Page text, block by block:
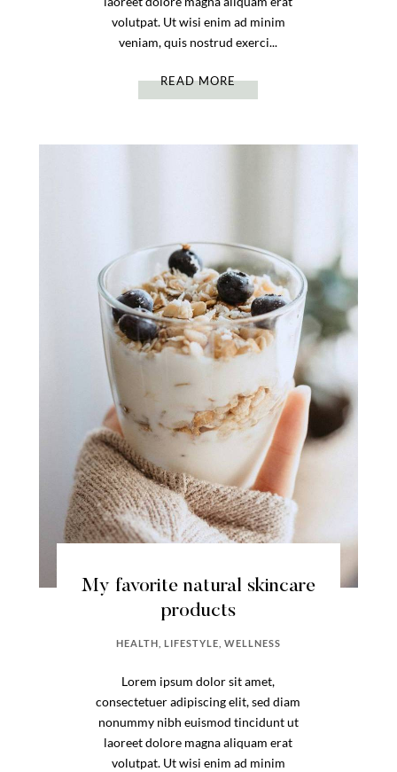
volutpat. Ut wisi enim ad minim
veniam, quis nostrud exerci...
READ MORE
My favorite natural skincare
products
HEALTH LIFESTYLE WELLNESS
Lorem ipsum dolor sit amet,
consectetuer adipiscing elit, sed diam
nonummy nibh euismod tincidunt ut
laoreet dolore magna aliquam erat
volutpat. Ut wisi enim ad minim